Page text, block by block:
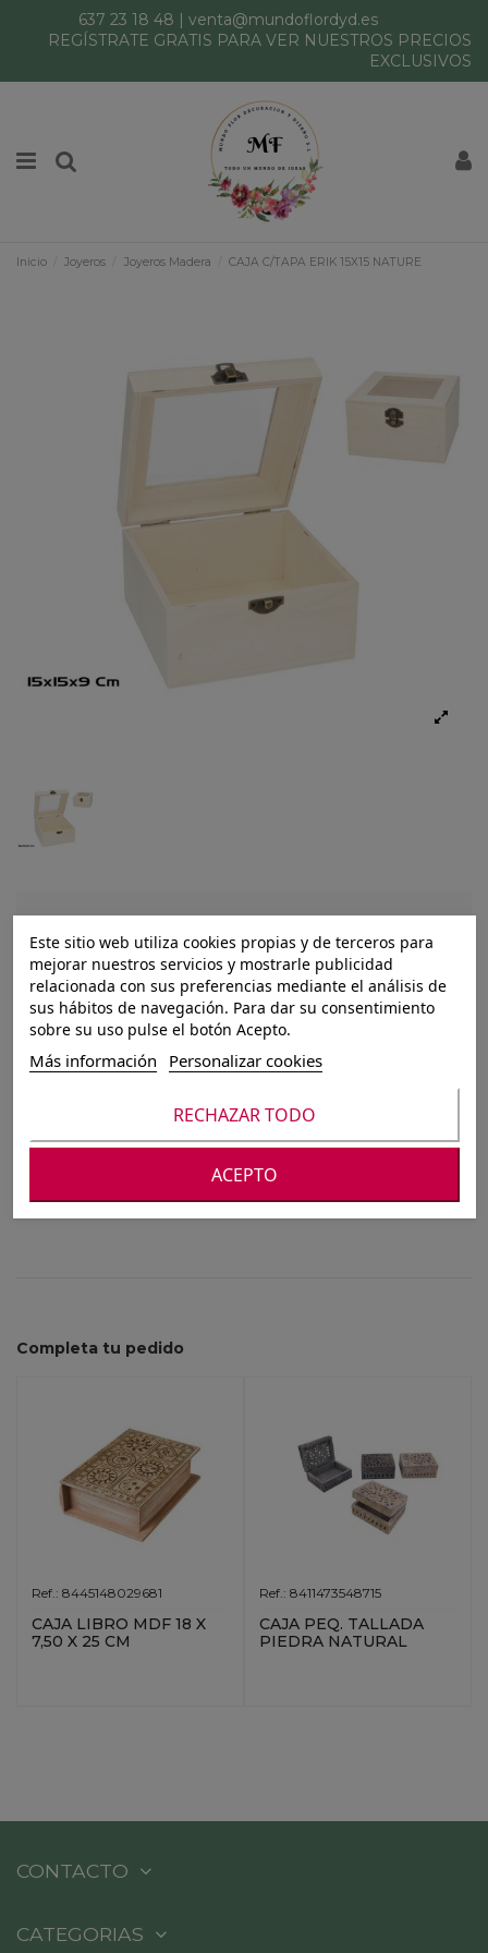
637 23 18 48 | venta@mundoflordyd.es
REGÍSTRATE GRATIS PARA VER NUESTROS PRECIOS
EXCLUSIVOS
Inicio Joyeros Joyeros Madera CAJA C/TAPA ERIK 15X15 NATURE
Ref.: 8430540665704
CAJA C/TAPA ERIK
15X15 NATURE
Para ver nuestros precios debes registrarte o
iniciar sesión
Completa tu pedido
Ref.: 8445148029681
CAJA LIBRO MDF 18 X
7,50 X 25 CM
Ref.: 8411473548715
CAJA PEQ. TALLADA
PIEDRA NATURAL
CONTACTO
CATEGORIAS
Este sitio web utiliza cookies propias y de terceros para
mejorar nuestros servicios y mostrarle publicidad
relacionada con sus preferencias mediante el análisis de
sus hábitos de navegación. Para dar su consentimiento
sobre su uso pulse el botón Acepto.
Más información Personalizar cookies
RECHAZAR TODO
ACEPTO